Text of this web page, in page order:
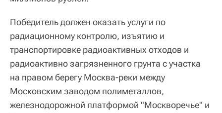
Победитель должен оказать услуги по
радиационному контролю, изъятию и
транспортировке радиоактивных отходов и
радиоактивно загрязненного грунта с участка
на правом берегу Москва-реки между
Московским заводом полиметаллов,
железнодорожной платформой "Москворечье" и